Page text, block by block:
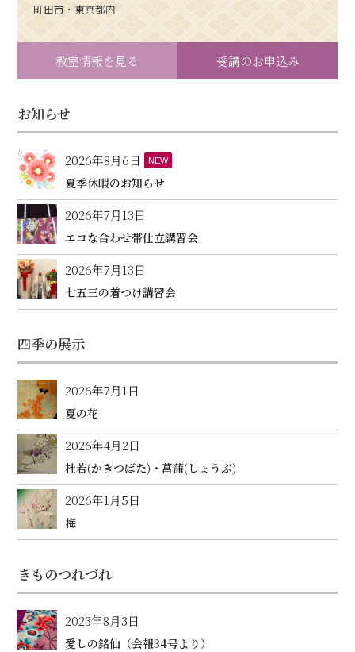
町田市・東京都内
教室情報を見る 受講のお申込み
お知らせ
2026年8月6日 NEW
夏季休暇のお知らせ
2026年7月13日
エコな合わせ帯仕立講習会
2026年7月13日
七五三の着つけ講習会
四季の展示
2026年7月1日
夏の花
2026年4月2日
杜若(かきつばた)・菖蒲(しょうぶ)
2026年1月5日
梅
きものつれづれ
2023年8月3日
愛しの銘仙（会報34号より）